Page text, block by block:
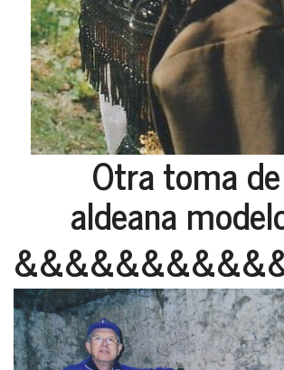
Otra toma
aldeana